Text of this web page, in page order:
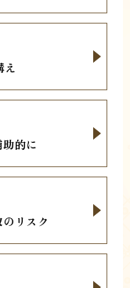
的に
リスク